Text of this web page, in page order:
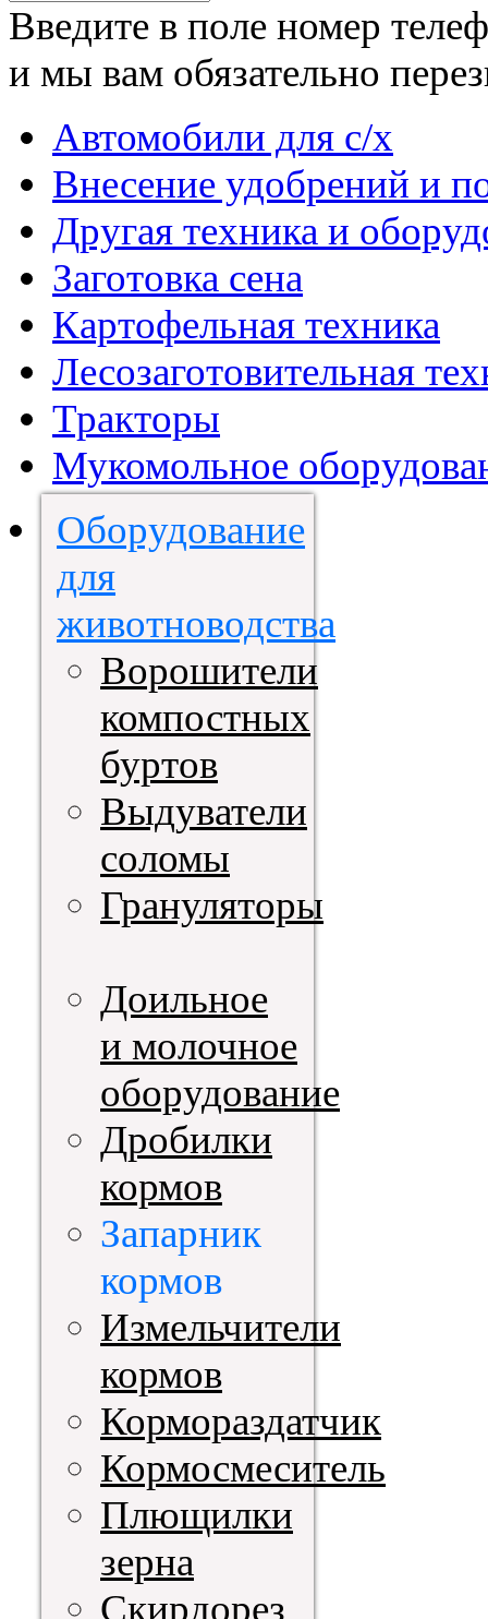
Введите в поле номер
и мы вам обязательно
Автомобили для с/х
Внесение удобрений и
Другая техника и
Заготовка сена
Картофельная техника
Лесозаготовительная
Тракторы
Мукомольное
Оборудование
для
животноводства
Ворошители
компостных
буртов
Выдуватели
соломы
Грануляторы
Доильное
и молочное
оборудование
Дробилки
кормов
Запарник
кормов
Измельчители
кормов
Кормораздатчик
Кормосмеситель
Плющилки
зерна
Скирдорез